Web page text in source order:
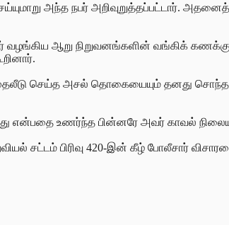
அந்த நபர் அறிவுறுத்தப்பட்டார்.
வழங்கிய ஆறு நிறுவனங்களின் வங்கிக்
செய்த அசல் தொகையையும் தனது சொந்த
என்பதை உணர்ந்த பின்னரே அவர் காவல்
சட்டம் பிரிவு 420-இன் கீழ் போலீசார்